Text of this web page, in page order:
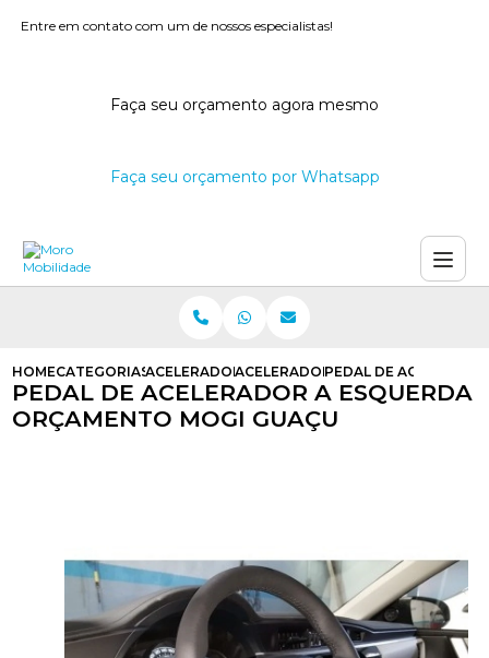
Entre em contato com um de nossos especialistas!
Faça seu orçamento agora mesmo
Faça seu orçamento por Whatsapp
HOMECATEGORIASACELERADORES A ESQUERDA
ACELERADOR A ESQUERDA PCD
PEDAL DE
PEDAL DE ACELERADOR A ESQUERDA
ORÇAMENTO MOGI GUAÇU